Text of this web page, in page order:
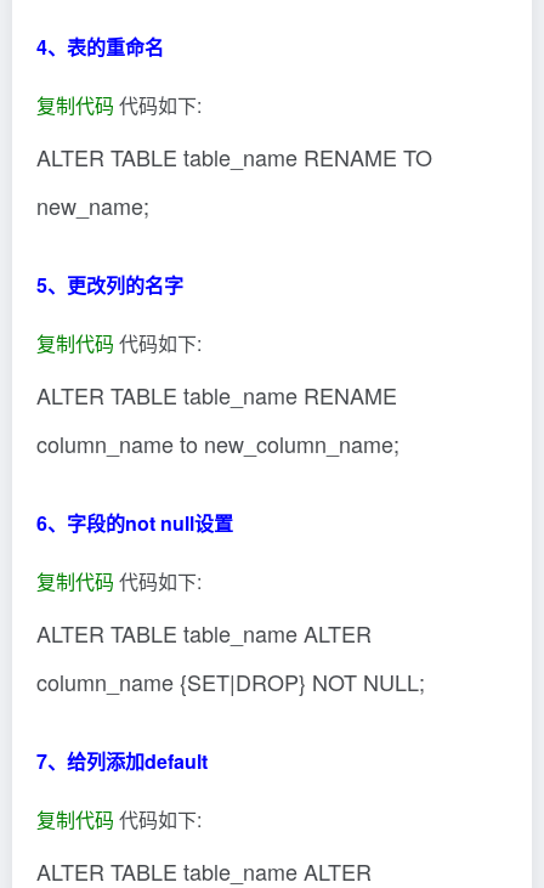
4、表的重命名
复制代码 代码如下:
ALTER TABLE table_name RENAME TO
new_name;
5、更改列的名字
复制代码 代码如下:
ALTER TABLE table_name RENAME
column_name to new_column_name;
6、字段的not null设置
复制代码 代码如下:
ALTER TABLE table_name ALTER
column_name {SET|DROP} NOT NULL;
7、给列添加default
复制代码 代码如下:
ALTER TABLE table_name ALTER